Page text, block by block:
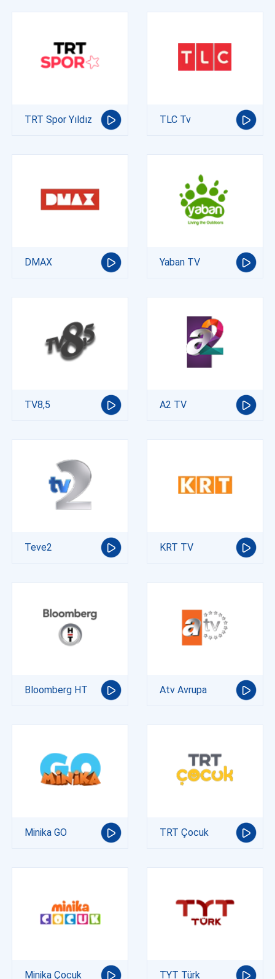
TRT Spor Yıldız TLC Tv
DMAX Yaban TV
TV8,5 A2 TV
Teve2 KRT TV
Bloomberg HT Atv Avrupa
Minika GO TRT Çocuk
Minika Çocuk TYT Türk